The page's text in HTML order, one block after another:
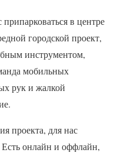
в центре
городской проект,
инструментом,
мобильных
рук и жалкой
проекта, для нас
Есть онлайн и оффлайн,